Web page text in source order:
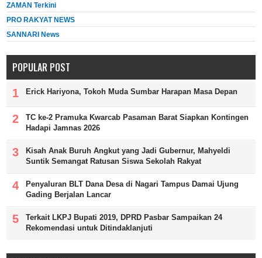
ZAMAN Terkini
PRO RAKYAT NEWS
SANNARI News
POPULAR POST
Erick Hariyona, Tokoh Muda Sumbar Harapan Masa Depan
TC ke-2 Pramuka Kwarcab Pasaman Barat Siapkan Kontingen
Hadapi Jamnas 2026
Kisah Anak Buruh Angkut yang Jadi Gubernur, Mahyeldi
Suntik Semangat Ratusan Siswa Sekolah Rakyat
Penyaluran BLT Dana Desa di Nagari Tampus Damai Ujung
Gading Berjalan Lancar
Terkait LKPJ Bupati 2019, DPRD Pasbar Sampaikan 24
Rekomendasi untuk Ditindaklanjuti